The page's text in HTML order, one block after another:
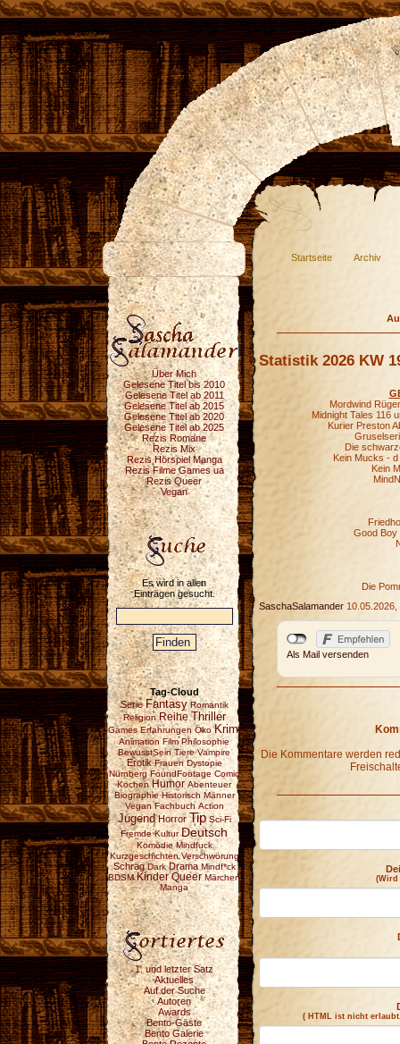
Startseite Archiv
Über Mich
Gelesene Titel bis 2010
Gelesene Titel ab 2011
Gelesene Titel ab 2015
Gelesene Titel ab 2020
Gelesene Titel ab 2025
Rezis Romane
Rezis Mix
Rezis Hörspiel Manga
Rezis Filme Games ua
Rezis Queer
Vegan
Es wird in allen
Einträgen gesucht.
Tag-Cloud
Serie Fantasy Romantik
Religion Reihe Thriller
Games Erfahrungen Öko Krimi
Animation Film Philosophie
BewusstSein Tiere Vampire
Erotik Frauen Dystopie
Nürnberg FoundFootage Comic
Kochen Humor Abenteuer
Biographie Historisch Männer
Vegan Fachbuch Action
Jugend Horror Tip Sci-Fi
Fremde Kultur Deutsch
Komödie Mindfuck
Kurzgeschichten Verschwörung
Schräg Dark Drama Mindf*ck
BDSM Kinder Queer Märchen
Manga
1. und letzter Satz
Aktuelles
Auf der Suche
Autoren
Awards
Bento-Gäste
Bento Galerie
Statistik 2026 KW
Mordwind
Midnight Tales 116
Kurier Preston
Die
Kein Mucks -
Kein
Good
Die
SaschaSalamander 10.05.2026,
Als Mail versenden
Die Kommentare werden
(Wird
( HTML ist nicht